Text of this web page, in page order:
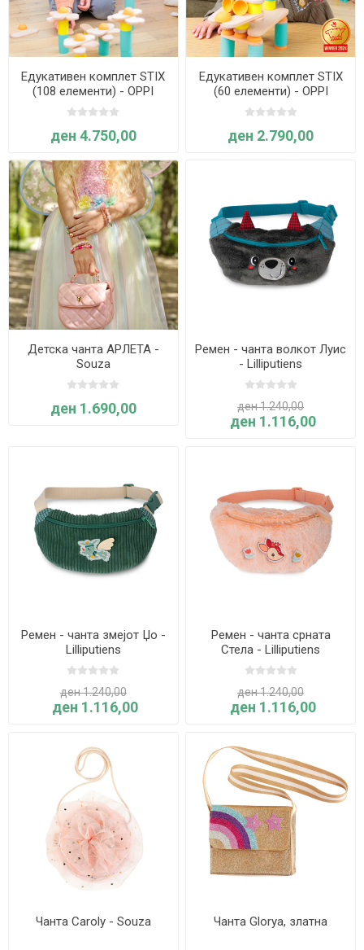
Едукативен комплет STIX
(108 елементи) - OPPI
ден 4.750,00
Едукативен комплет STIX
(60 елементи) - OPPI
ден 2.790,00
Детска чанта АРЛЕТА -
Souza
ден 1.690,00
Ремен - чанта волкот Луис
- Lilliputiens
ден 1.240,00
ден 1.116,00
Ремен - чанта змејот Џо -
Lilliputiens
ден 1.240,00
ден 1.116,00
Ремен - чанта срната
Стела - Lilliputiens
ден 1.240,00
ден 1.116,00
Чанта Caroly - Souza Чанта Glorya, златна